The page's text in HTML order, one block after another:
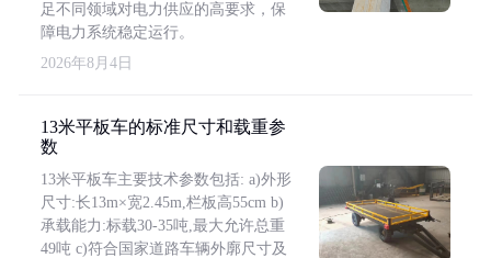
足不同领域对电力供应的高要求，保
障电力系统稳定运行。
2026年8月4日
13米平板车的标准尺寸和载重参
数
13米平板车主要技术参数包括: a)外形
尺寸:长13m×宽2.45m,栏板高55cm b)
承载能力:标载30-35吨,最大允许总重
49吨 c)符合国家道路车辆外廓尺寸及